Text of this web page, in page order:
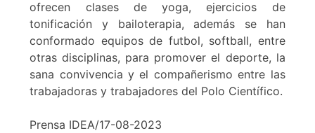
ofrecen clases de yoga, ejercicios de
tonificación y bailoterapia, además se han
conformado equipos de futbol, softball, entre
otras disciplinas, para promover el deporte, la
sana convivencia y el compañerismo entre las
trabajadoras y trabajadores del Polo Científico.
Prensa IDEA/17-08-2023